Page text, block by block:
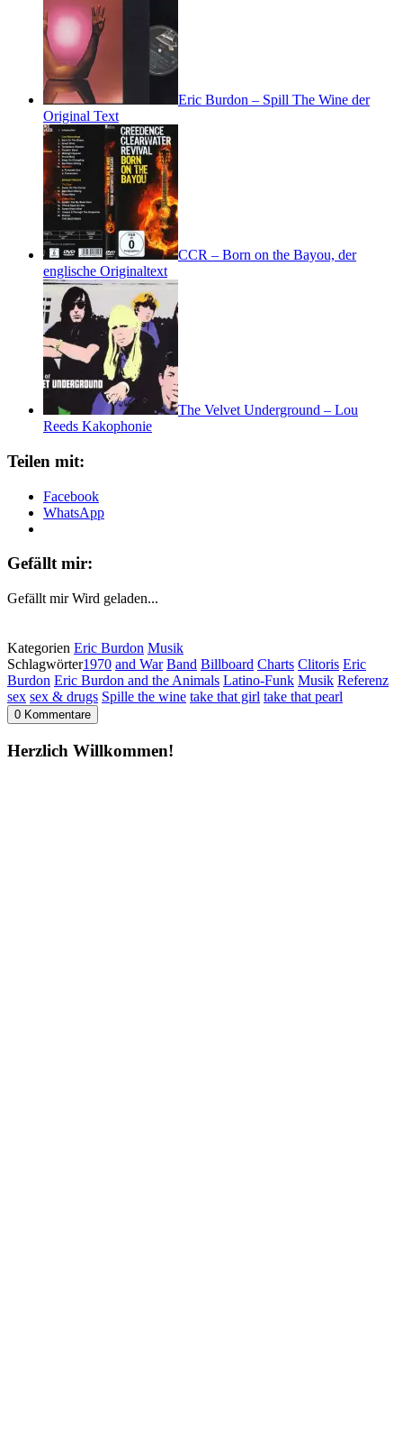
Eric Burdon – Spill The Wine der
Original Text
CCR – Born on the Bayou, der
englische Originaltext
The Velvet Underground – Lou
Reeds Kakophonie
Teilen mit:
Facebook
WhatsApp
Gefällt mir:
Gefällt mir Wird geladen...
Kategorien Eric Burdon Musik
Schlagwörter1970 and War Band Billboard Charts Clitoris Eric
Burdon Eric Burdon and the Animals Latino-Funk Musik Referenz
sex sex & drugs Spille the wine take that girl take that pearl
0 Kommentare
Herzlich Willkommen!